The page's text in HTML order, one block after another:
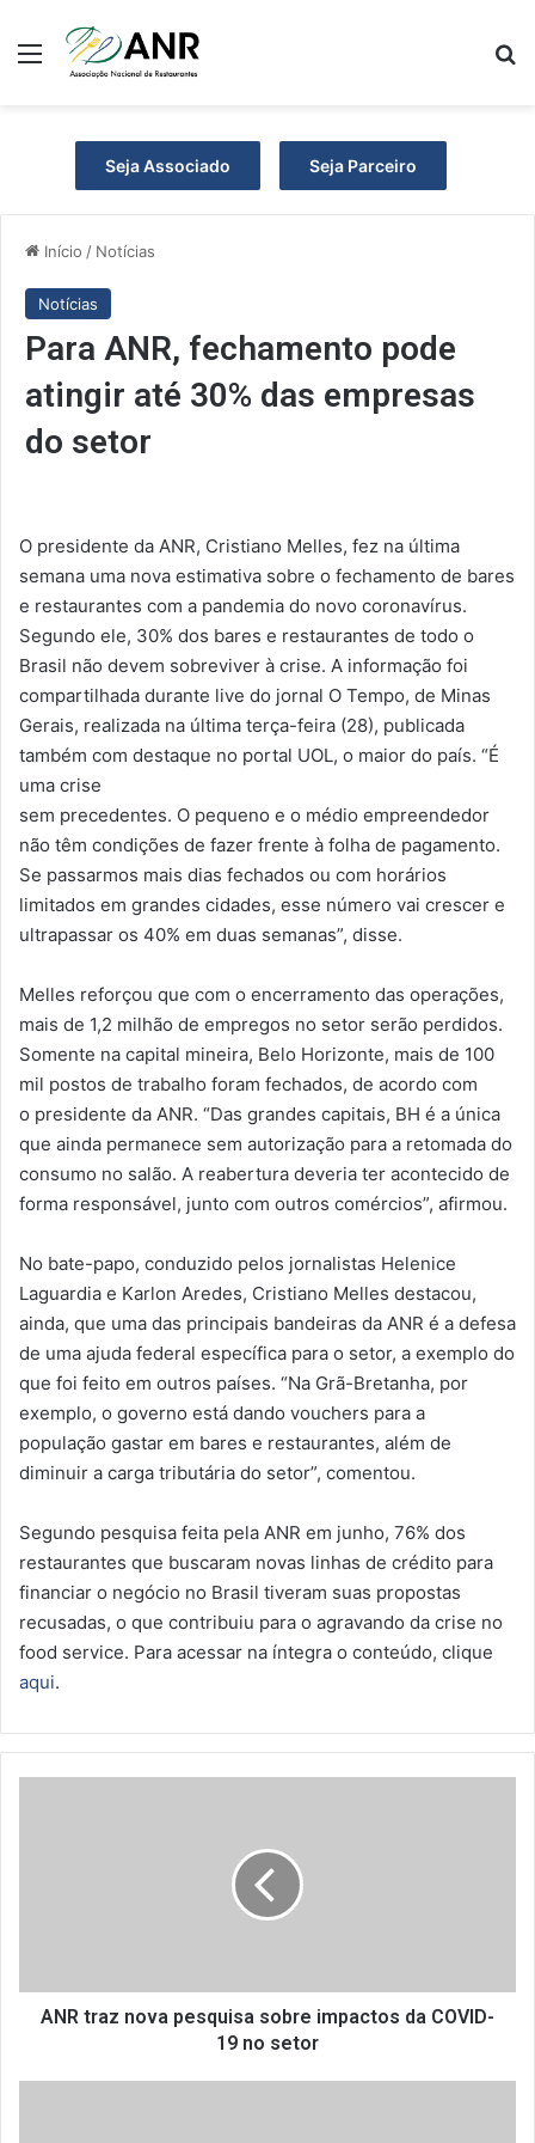
Menu
Seja Associado Seja Parceiro
Início / Notícias
Notícias
Para ANR, fechamento pode
atingir até 30% das empresas
do setor
O presidente da ANR, Cristiano Melles, fez na última
semana uma nova estimativa sobre o fechamento de bares
e restaurantes com a pandemia do novo coronavírus.
Segundo ele, 30% dos bares e restaurantes de todo o
Brasil não devem sobreviver à crise. A informação foi
compartilhada durante live do jornal O Tempo, de Minas
Gerais, realizada na última terça-feira (28), publicada
também com destaque no portal UOL, o maior do país. “É
uma crise
sem precedentes. O pequeno e o médio empreendedor
não têm condições de fazer frente à folha de pagamento.
Se passarmos mais dias fechados ou com horários
limitados em grandes cidades, esse número vai crescer e
ultrapassar os 40% em duas semanas”, disse.
Melles reforçou que com o encerramento das operações,
mais de 1,2 milhão de empregos no setor serão perdidos.
Somente na capital mineira, Belo Horizonte, mais de 100
mil postos de trabalho foram fechados, de acordo com
o presidente da ANR. “Das grandes capitais, BH é a única
que ainda permanece sem autorização para a retomada do
consumo no salão. A reabertura deveria ter acontecido de
forma responsável, junto com outros comércios”, afirmou.
No bate-papo, conduzido pelos jornalistas Helenice
Laguardia e Karlon Aredes, Cristiano Melles destacou,
ainda, que uma das principais bandeiras da ANR é a defesa
de uma ajuda federal específica para o setor, a exemplo do
que foi feito em outros países. “Na Grã-Bretanha, por
exemplo, o governo está dando vouchers para a
população gastar em bares e restaurantes, além de
diminuir a carga tributária do setor”, comentou.
Segundo pesquisa feita pela ANR em junho, 76% dos
restaurantes que buscaram novas linhas de crédito para
financiar o negócio no Brasil tiveram suas propostas
recusadas, o que contribuiu para o agravando da crise no
food service. Para acessar na íntegra o conteúdo, clique
aqui.
o
ANR traz nova pesquisa sobre impactos da COVID-
19 no setor